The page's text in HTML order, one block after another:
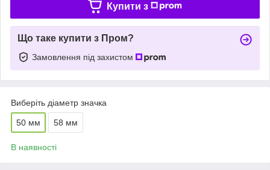
Купити з
Що таке купити з Пром?
Замовлення під захистом
Виберіть діаметр значка
50 мм 58 мм
В наявності